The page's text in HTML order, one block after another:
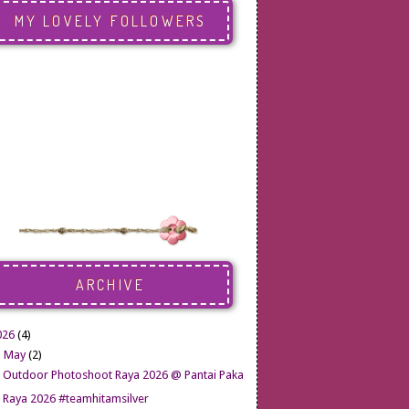
MY LOVELY FOLLOWERS
ARCHIVE
(4)
May (2)
Outdoor Photoshoot Raya 2026 @ Pantai Paka
Raya 2026 #teamhitamsilver